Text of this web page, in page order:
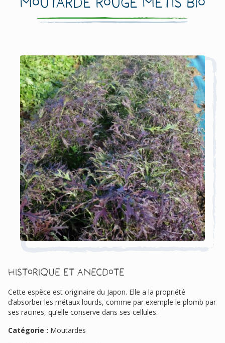
Historique et anecdote
Cette espèce est originaire du Japon. Elle a la propriété
d’absorber les métaux lourds, comme par exemple le plomb par
ses racines, qu’elle conserve dans ses cellules.
Catégorie : Moutardes